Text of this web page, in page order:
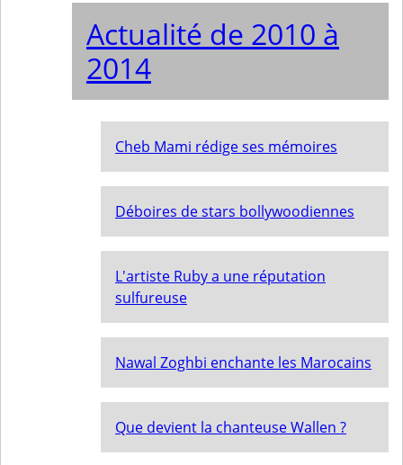
Actualité de 2010 à
2014
Cheb Mami rédige ses mémoires
Déboires de stars bollywoodiennes
L'artiste Ruby a une réputation
sulfureuse
Nawal Zoghbi enchante les Marocains
Que devient la chanteuse Wallen ?